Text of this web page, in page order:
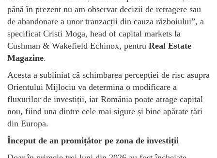
până în prezent nu am observat decizii de retragere sau
de abandonare a unor tranzacții din cauza războiului”, a
specificat Cristi Moga, head of capital markets la
Cushman & Wakefield Echinox, pentru Real Estate
Magazine.
Acesta a subliniat că schimbarea percepției de risc asupra
Orientului Mijlociu va determina o modificare a
fluxurilor de investiții, iar România poate atrage capital
nou, fiind una dintre cele mai sigure și bine apărate țări
din Europa.
Început de an promițător pe zona de investiții